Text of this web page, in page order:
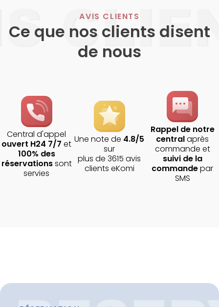
AVIS CLIENTS
Ce que nos clients disent
de nous
Central d'appel
ouvert H24 7/7 et
100% des
réservationssont
servies
Une note de 4.8/5
sur
plus de 3615 avis
clients eKomi
Rappel de notre
centralaprès
commande et
suivi de la
commandepar
SMS